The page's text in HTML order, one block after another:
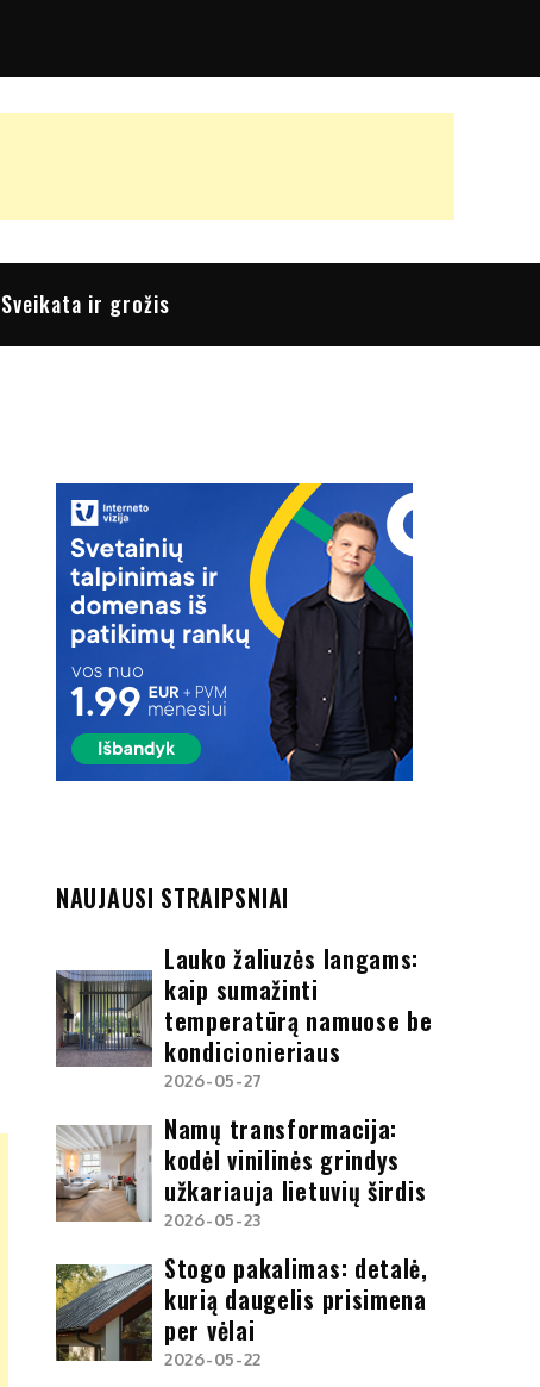
Sveikata ir grožis
NAUJAUSI STRAIPSNIAI
Lauko žaliuzės langams:
kaip sumažinti
temperatūrą namuose be
kondicionieriaus
2026-05-27
Namų transformacija:
kodėl vinilinės grindys
užkariauja lietuvių širdis
2026-05-23
Stogo pakalimas: detalė,
kurią daugelis prisimena
per vėlai
2026-05-22